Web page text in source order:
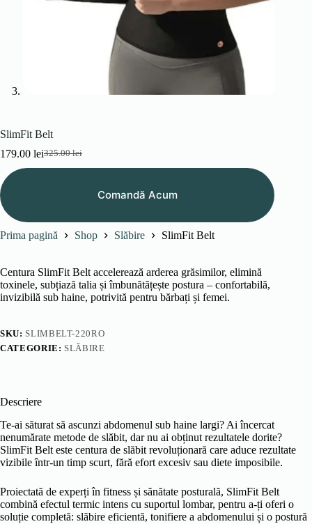
SlimFit Belt
325.00lei
Prețul
inițial
179.00 leiPrețul
curent
Comandă Acum
Prima pagină Shop Slăbire SlimFit Belt
Centura SlimFit Belt accelerează arderea grăsimilor, elimină
toxinele, subțiază talia și îmbunătățește postura – confortabilă,
invizibilă sub haine, potrivită pentru bărbați și femei.
SKU: SLIMBELT-220RO
CATEGORIE: SLĂBIRE
Descriere
Te-ai săturat să ascunzi abdomenul sub haine largi? Ai încercat
nenumărate metode de slăbit, dar nu ai obținut rezultatele dorite?
SlimFit Belt este centura de slăbit revoluționară care aduce rezultate
vizibile într-un timp scurt, fără efort excesiv sau diete imposibile.
Proiectată de experți în fitness și sănătate posturală, SlimFit Belt
combină efectul termic intens cu suportul lombar, pentru a-ți oferi o
soluție completă: slăbire eficientă, tonifiere a abdomenului și o postură